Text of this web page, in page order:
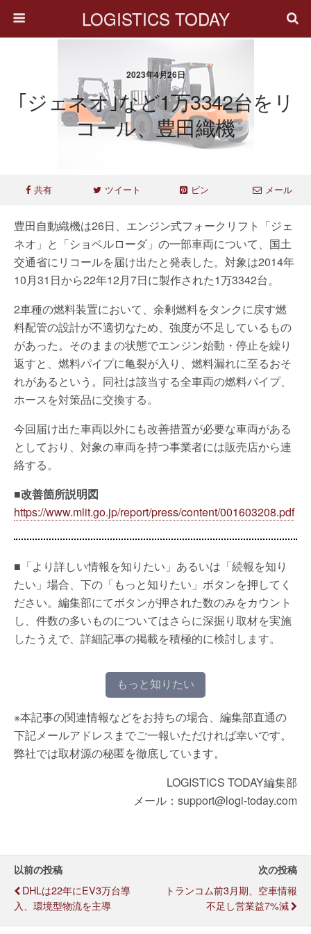
LOGISTICS TODAY
2023年4月26日
｢ジェネオ｣など1万3342台をリ
コール、豊田織機
共有 ツイート ピン メール
豊田自動織機は26日、エンジン式フォークリフト「ジェ
ネオ」と「ショベルローダ」の一部車両について、国土
交通省にリコールを届け出たと発表した。対象は2014年
10月31日から22年12月7日に製作された1万3342台。
2車種の燃料装置において、余剰燃料をタンクに戻す燃
料配管の設計が不適切なため、強度が不足しているもの
があった。そのままの状態でエンジン始動・停止を繰り
返すと、燃料パイプに亀裂が入り、燃料漏れに至るおそ
れがあるという。同社は該当する全車両の燃料パイプ、
ホースを対策品に交換する。
今回届け出た車両以外にも改善措置が必要な車両がある
としており、対象の車両を持つ事業者には販売店から連
絡する。
■改善箇所説明図
https://www.mlit.go.jp/report/press/content/001603208.pdf
■「より詳しい情報を知りたい」あるいは「続報を知り
たい」場合、下の「もっと知りたい」ボタンを押してく
ださい。編集部にてボタンが押された数のみをカウント
し、件数の多いものについてはさらに深掘り取材を実施
したうえで、詳細記事の掲載を積極的に検討します。
もっと知りたい
※本記事の関連情報などをお持ちの場合、編集部直通の
下記メールアドレスまでご一報いただければ幸いです。
弊社では取材源の秘匿を徹底しています。
LOGISTICS TODAY編集部
メール：support@logi-today.com
以前の投稿
DHLは22年にEV3万台導
入、環境型物流を主導
次の投稿
トランコム前3月期、空車情報
不足し営業益7%減